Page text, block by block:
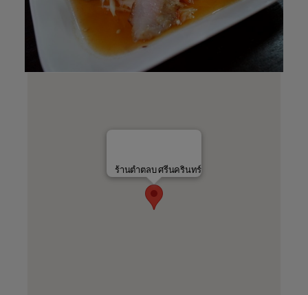
ร้านตำตลบ ศรีนครินทร์